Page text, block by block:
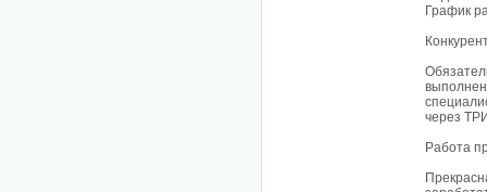
График
через
Работа